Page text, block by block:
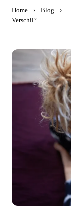
Home › Blog ›
Verschil?